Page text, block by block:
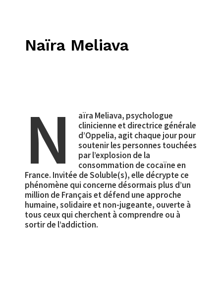
Naïra Meliava
N
aïra Meliava, psychologue
clinicienne et directrice générale
d’Oppelia, agit chaque jour pour
soutenir les personnes touchées
par l’explosion de la
consommation de cocaïne en
France. Invitée de Soluble(s), elle décrypte ce
phénomène qui concerne désormais plus d’un
million de Français et défend une approche
humaine, solidaire et non-jugeante, ouverte à
tous ceux qui cherchent à comprendre ou à
sortir de l’addiction.